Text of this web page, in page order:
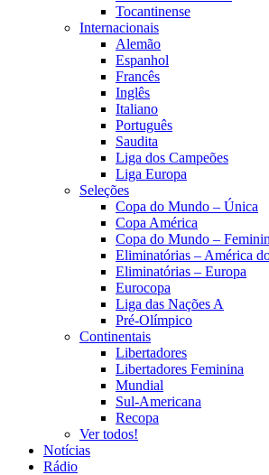
Tocantinense
Internacionais
Alemão
Espanhol
Francês
Inglês
Italiano
Português
Saudita
Liga dos Campeões
Liga Europa
Seleções
Copa do Mundo – Única
Copa América
Copa do Mundo –
Eliminatórias – América
Eliminatórias – Europa
Eurocopa
Liga das Nações A
Pré-Olímpico
Continentais
Libertadores
Libertadores Feminina
Mundial
Sul-Americana
Recopa
Ver todos!
Notícias
Rádio